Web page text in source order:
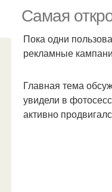
Самая
Пока одни
рекламные
Главная тема
увидели в
активно